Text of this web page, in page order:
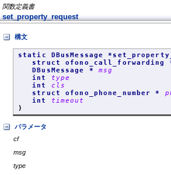
関数定義書
set_property_request
構文
static DBusMessage
struct ofono_call_forwarding
DBusMessage * msg
int type
int cls
struct ofono_phone_number *
int timeout
)
パラメータ
cf
msg
type